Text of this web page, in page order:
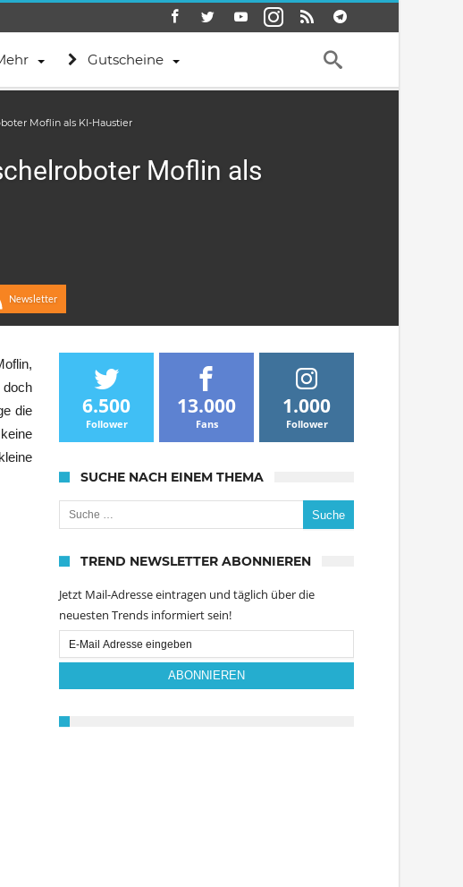
Gutscheine
Moflin als KI-Haustier
Moflin als
Newsletter
doch
die
6.500
Follower
13.000
Fans
1.000
Follower
SUCHE NACH EINEM THEMA
Suche nach:
TREND NEWSLETTER ABONNIEREN
Jetzt Mail-Adresse eintragen und täglich über die
neuesten Trends informiert sein!
Email
Subscription
ABONNIEREN